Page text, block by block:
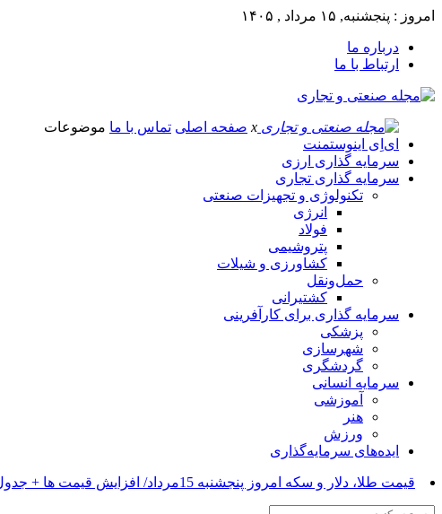
امروز : پنجشنبه, ۱۵ مرداد , ۱۴۰۵
درباره ما
ارتباط با ما
x صفحه اصلی تماس با ما موضوعات
ای‌اِی اینوستمنت
سرمایه گذاری ارزی
سرمایه گذاری تجاری
تکنولوژی و تجهیزات صنعتی
انرژی
فولاد
پتروشیمی
کشاورزی و شیلات
حمل‌و‌نقل
کشتیرانی
سرمایه گذاری برای کارآفرینی
پزشکی
شهرسازی
گردشگری
سرمایه انسانی
آموزشی
هنر
ورزش
ایده‌های سرمایه‌گذاری
قیمت طلا، دلار و سکه امروز پنجشنبه 15مرداد/ افزایش قیمت ها + جدول_